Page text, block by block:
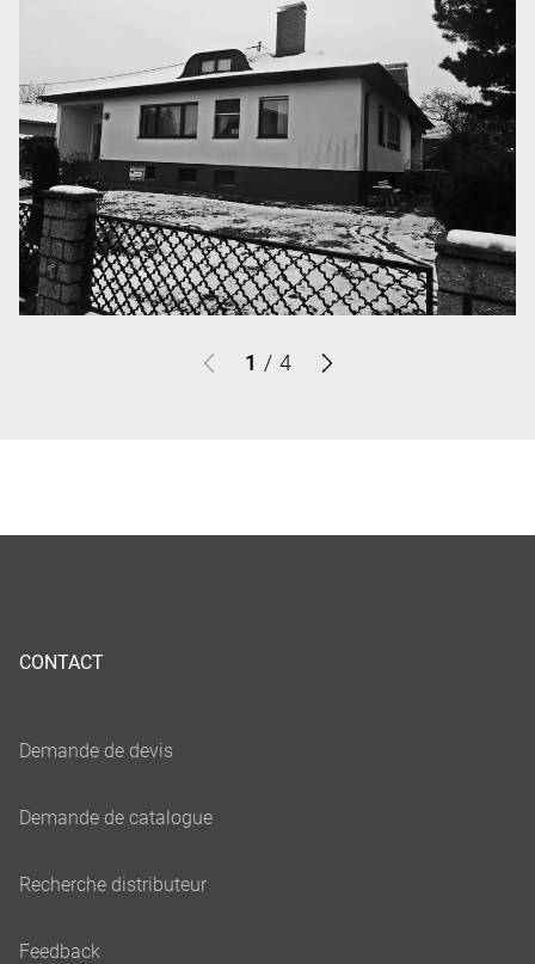
1 / 4
CONTACT